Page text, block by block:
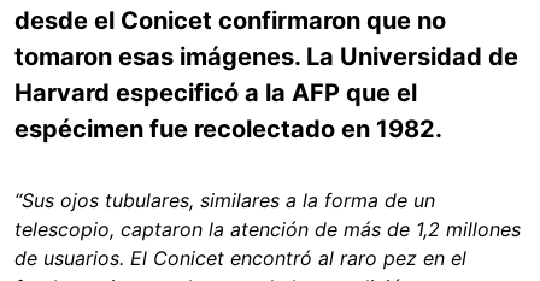
desde el Conicet confirmaron que no
tomaron esas imágenes. La Universidad de
Harvard especificó a la AFP que el
espécimen fue recolectado en 1982.
“Sus ojos tubulares, similares a la forma de un
telescopio, captaron la atención de más de 1,2 millones
de usuarios. El Conicet encontró al raro pez en el